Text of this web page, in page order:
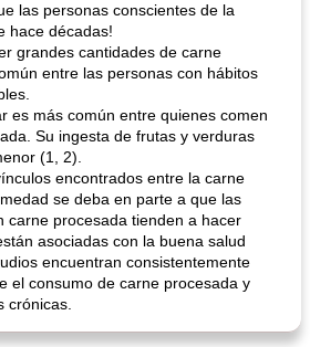
sopa de lentejas negras del chef john
las personas conscientes de la
hace décadas!
grandes cantidades de carne
entre las personas con hábitos
es más común entre quienes comen
Su ingesta de frutas y verduras
(1, 2).
encontrados entre la carne
se deba en parte a que las
carne procesada tienden a hacer
asociadas con la buena salud
encuentran consistentemente
el consumo de carne procesada y
crónicas.